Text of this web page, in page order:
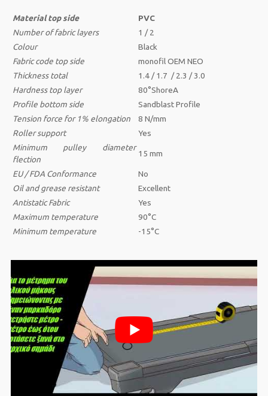
Material top side
PVC
Number of fabric layers
1 / 2
Colour
Black
Fabric code top side
monofil OEM NEO
Thicknesstotal
1.4 / 1.7 / 2.3 / 3.0
Hardness top layer
80°ShoreA
Profile bottom side
Sandblast Profile
Tension force for 1% elongation
8 N/mm
Roller support
Yes
Minimum pulley diameter
flection
15 mm
EU / FDA Conformance
No
Oil and grease resistant
Excellent
AntistaticFabric
Yes
Maximum temperature
90°C
Minimum temperature
-15°C